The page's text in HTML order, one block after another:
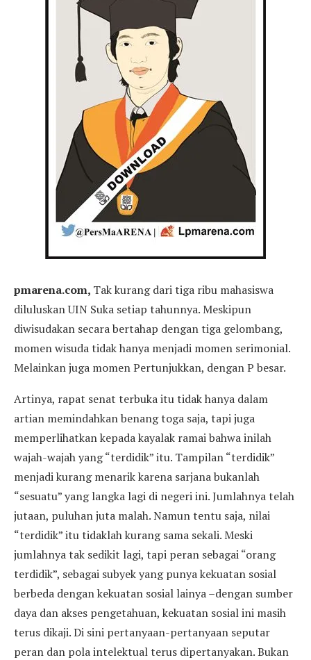
pmarena.com, Tak kurang dari tiga ribu mahasiswa
diluluskan UIN Suka setiap tahunnya. Meskipun
diwisudakan secara bertahap dengan tiga gelombang,
momen wisuda tidak hanya menjadi momen serimonial.
Melainkan juga momen Pertunjukkan, dengan P besar.
Artinya, rapat senat terbuka itu tidak hanya dalam
artian memindahkan benang toga saja, tapi juga
memperlihatkan kepada kayalak ramai bahwa inilah
wajah-wajah yang “terdidik” itu. Tampilan “terdidik”
menjadi kurang menarik karena sarjana bukanlah
“sesuatu” yang langka lagi di negeri ini. Jumlahnya telah
jutaan, puluhan juta malah. Namun tentu saja, nilai
“terdidik” itu tidaklah kurang sama sekali. Meski
jumlahnya tak sedikit lagi, tapi peran sebagai “orang
terdidik”, sebagai subyek yang punya kekuatan sosial
berbeda dengan kekuatan sosial lainya –dengan sumber
daya dan akses pengetahuan, kekuatan sosial ini masih
terus dikaji. Di sini pertanyaan-pertanyaan seputar
peran dan pola intelektual terus dipertanyakan. Bukan